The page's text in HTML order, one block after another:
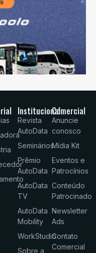
Institucional
Revista
AutoData
Seminários
Prêmio
AutoData
AutoData
TV
AutoData
Mobility
WorkStudio
Sobre a
Comercial
Anuncie
conosco
Mídia Kit
Eventos e
Patrocínios
Conteúdo
Patrocinado
Newsletter
Ads
Contato
Comercial